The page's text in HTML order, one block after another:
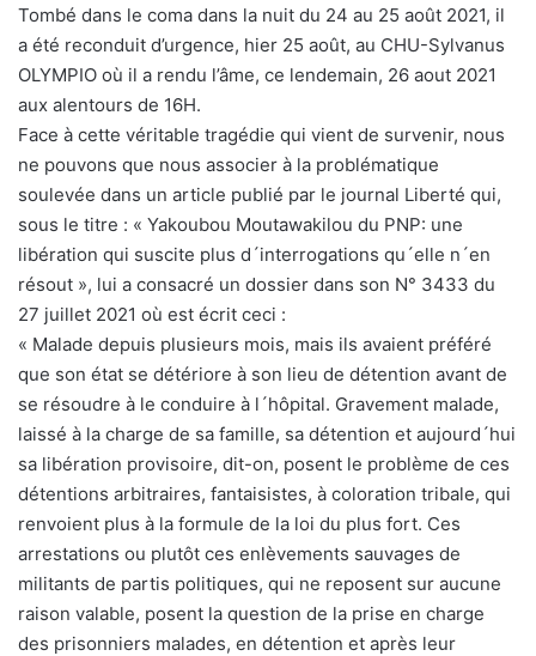
Tombé dans le coma dans la nuit du 24 au 25 août 2021, il
a été reconduit d’urgence, hier 25 août, au CHU-Sylvanus
OLYMPIO où il a rendu l’âme, ce lendemain, 26 aout 2021
aux alentours de 16H.
Face à cette véritable tragédie qui vient de survenir, nous
ne pouvons que nous associer à la problématique
soulevée dans un article publié par le journal Liberté qui,
sous le titre : « Yakoubou Moutawakilou du PNP: une
libération qui suscite plus d´interrogations qu´elle n´en
résout », lui a consacré un dossier dans son N° 3433 du
27 juillet 2021 où est écrit ceci :
« Malade depuis plusieurs mois, mais ils avaient préféré
que son état se détériore à son lieu de détention avant de
se résoudre à le conduire à l´hôpital. Gravement malade,
laissé à la charge de sa famille, sa détention et aujourd´hui
sa libération provisoire, dit-on, posent le problème de ces
détentions arbitraires, fantaisistes, à coloration tribale, qui
renvoient plus à la formule de la loi du plus fort. Ces
arrestations ou plutôt ces enlèvements sauvages de
militants de partis politiques, qui ne reposent sur aucune
raison valable, posent la question de la prise en charge
des prisonniers malades, en détention et après leur